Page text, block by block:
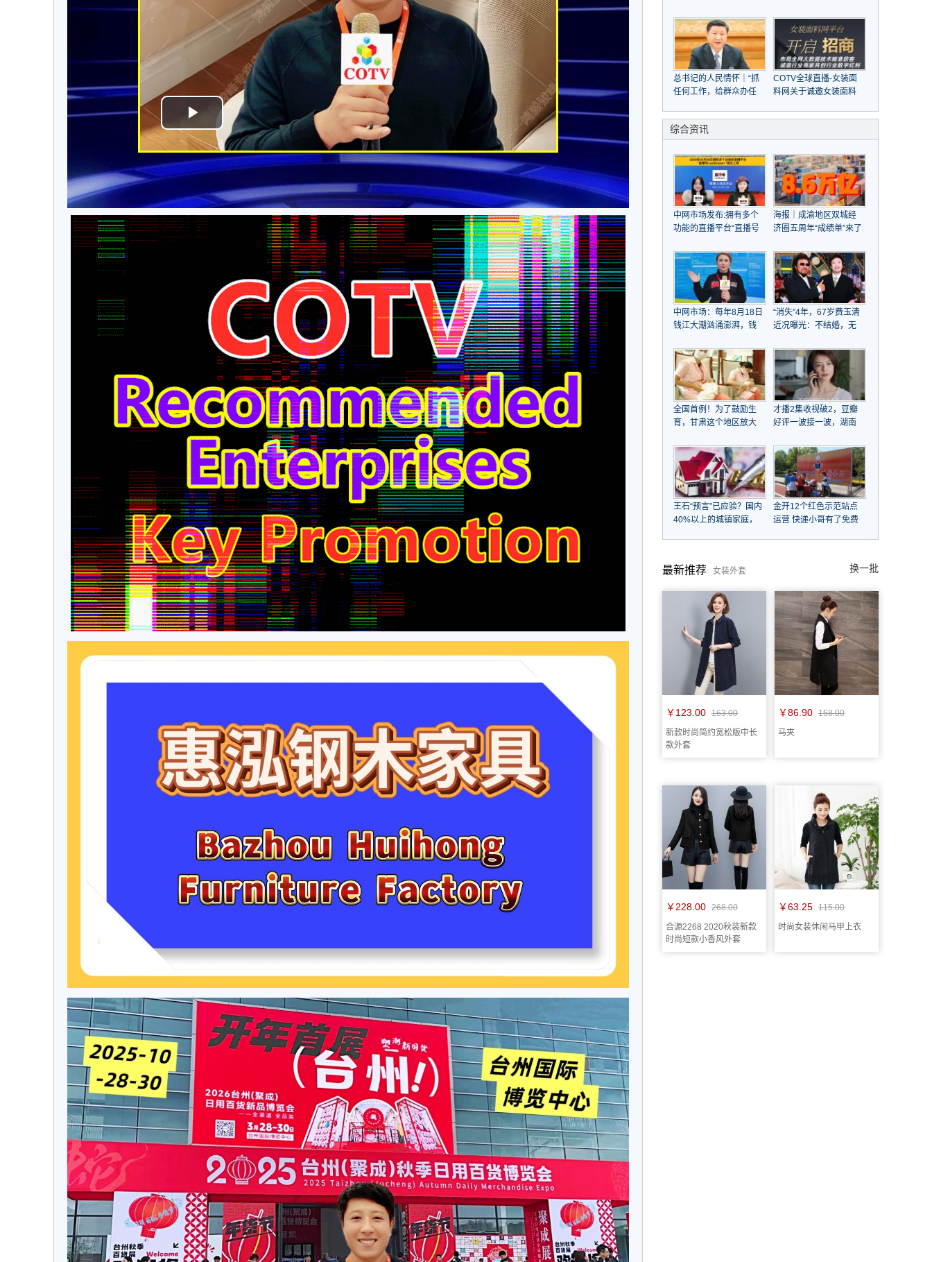
总书记的人民情怀｜“抓
任何工作，给群众办任
COTV全球直播-女装面
料网关于诚邀女装面料
工智能之旅
综合资讯
中网市场发布:拥有多个
功能的直播平台“直播号
02月08日成功上线
海报｜成渝地区双城经
济圈五周年“成绩单”来了
中网市场：每年8月18日
钱江大潮汹涌澎湃，钱
COTV全球直播
“消失”4年，67岁费玉清
近况曝光：不结婚，无
债，资产超20亿，一条
皮带用15年不舍换
全国首例！为了鼓励生
育，甘肃这个地区放大
才播2集收视破2，豆瓣
好评一波接一波，湖南
王石“预言”已应验？国内
40%以上的城镇家庭，
金开12个红色示范站点
运营 快递小哥有了免费
换一批
最新推荐 女装外套
￥123.00 163.00
新款时尚简约宽松版中长
款外套
￥86.90 158.00
马夹
￥228.00 268.00
合源2268 2020秋装新款
时尚短款小香风外套
￥63.25 115.00
时尚女装休闲马甲上衣